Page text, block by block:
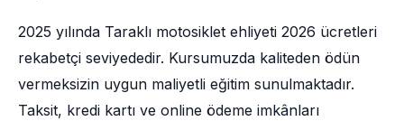
2025 yılında Taraklı motosiklet ehliyeti 2026 ücretleri
rekabetçi seviyededir. Kursumuzda kaliteden ödün
vermeksizin uygun maliyetli eğitim sunulmaktadır.
Taksit, kredi kartı ve online ödeme imkânları